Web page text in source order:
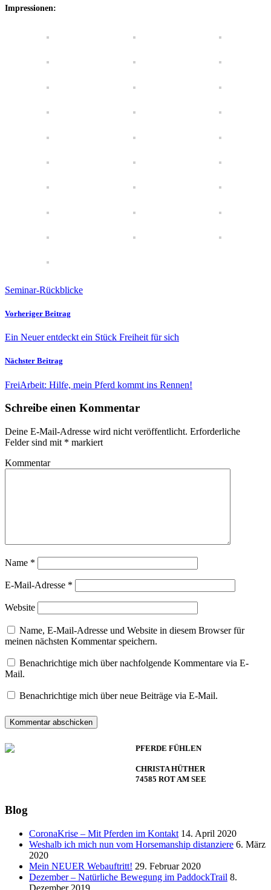
Impressionen:
Seminar-Rückblicke
Vorheriger Beitrag
Ein Neuer entdeckt ein Stück Freiheit für sich
Nächster Beitrag
FreiArbeit: Hilfe, mein Pferd kommt ins Rennen!
Schreibe einen Kommentar
Deine E-Mail-Adresse wird nicht veröffentlicht. Erforderliche
Felder sind mit * markiert
Kommentar
Name *
E-Mail-Adresse *
Website
Name, E-Mail-Adresse und Website in diesem Browser für
meinen nächsten Kommentar speichern.
Benachrichtige mich über nachfolgende Kommentare via E-
Mail.
Benachrichtige mich über neue Beiträge via E-Mail.
PFERDE FÜHLEN
CHRISTA HÜTHER
74585 ROT AM SEE
Blog
CoronaKrise – Mit Pferden im Kontakt 14. April 2020
Weshalb ich mich nun vom Horsemanship distanziere 6. März
2020
Mein NEUER Webauftritt! 29. Februar 2020
Dezember – Natürliche Bewegung im PaddockTrail 8.
Dezember 2019